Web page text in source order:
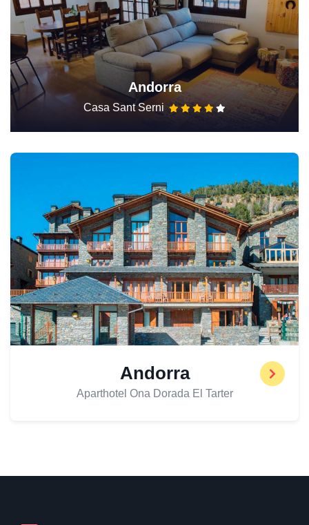
Andorra
Casa Sant Serni
Andorra
Aparthotel Ona Dorada El Tarter